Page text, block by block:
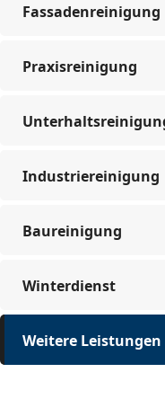
Fassadenreinigung
Praxisreinigung
Industriereinigung
Baureinigung
Winterdienst
Weitere Leistungen